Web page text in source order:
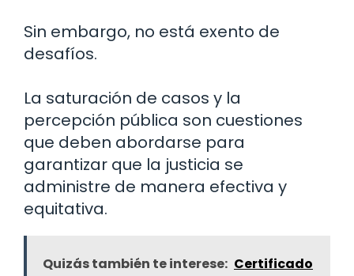
Sin embargo, no está exento de
desafíos.
La saturación de casos y la
percepción pública son cuestiones
que deben abordarse para
garantizar que la justicia se
administre de manera efectiva y
equitativa.
Quizás también te interese: Certificado